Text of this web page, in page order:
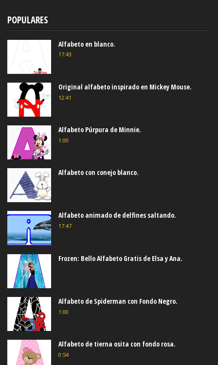
POPULARES
Alfabeto en blanco.
17:43
Original alfabeto inspirado en Mickey Mouse.
12:41
Alfabeto Púrpura de Minnie.
1:00
Alfabeto con conejo blanco.
Alfabeto animado de delfines saltando.
17:47
Frozen: Bello Alfabeto Gratis de Elsa y Ana.
Alfabeto de Spiderman con Fondo Negro.
1:00
Alfabeto de tierna osita con fondo rosa.
0:54